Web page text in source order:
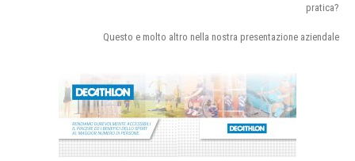
pratica?
Questo e molto altro nella nostra presentazione aziendale